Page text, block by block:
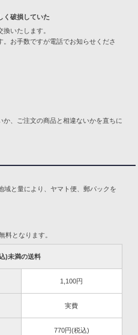
く破損していた
換いたします。
お手数ですが電話でお知らせくださ
、ご注文の商品と相違ないかを直ちに
域と量により、ヤマト便、郵パックを
料となります。
)未満の送料
1,100円
実費
770円(税込)